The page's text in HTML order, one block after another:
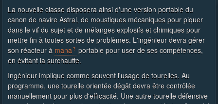
La nouvelle classe disposera ainsi d'une version portable du
canon de navire Astral, de moustiques mécaniques pour piquer
dans le vif du sujet et de mélanges explosifs et chimiques pour
mettre fin à toutes sortes de problèmes. L'ingénieur devra gérer
son réacteur à mana
portable pour user de ses compétences,
en évitant la surchauffe.
Ingénieur implique comme souvent l'usage de tourelles. Au
programme, une tourelle orientée dégât devra être contrôlée
manuellement pour plus d'efficacité. Une autre tourelle défensive